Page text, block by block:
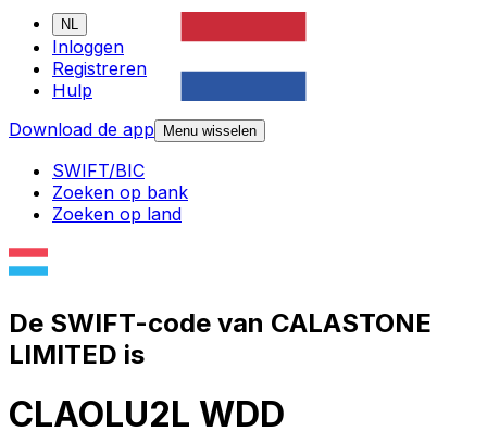
NL
Inloggen
Registreren
Hulp
Download de app
Menu wisselen
SWIFT/BIC
Zoeken op bank
Zoeken op land
De SWIFT-code van CALASTONE
LIMITED is
CLAOLU2L WDD